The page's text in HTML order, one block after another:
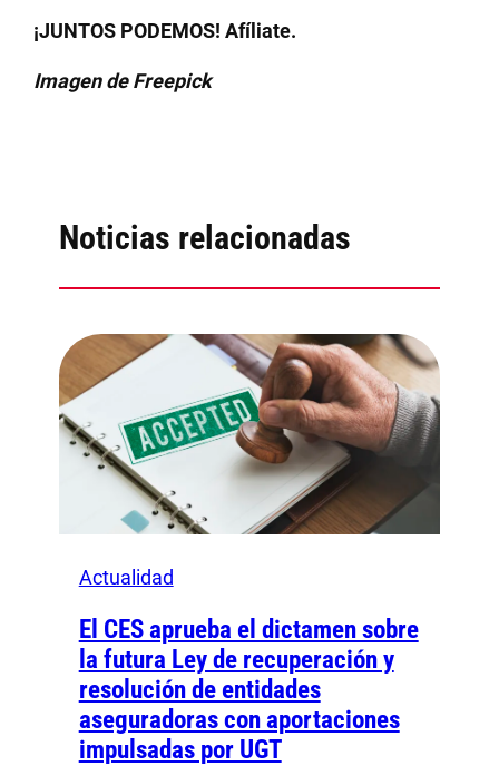
¡JUNTOS PODEMOS! Afíliate.
Imagen de Freepick
Noticias relacionadas
Actualidad
El CES aprueba el dictamen sobre
la futura Ley de recuperación y
resolución de entidades
aseguradoras con aportaciones
impulsadas por UGT